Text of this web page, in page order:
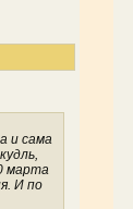
и сама
марта
И по